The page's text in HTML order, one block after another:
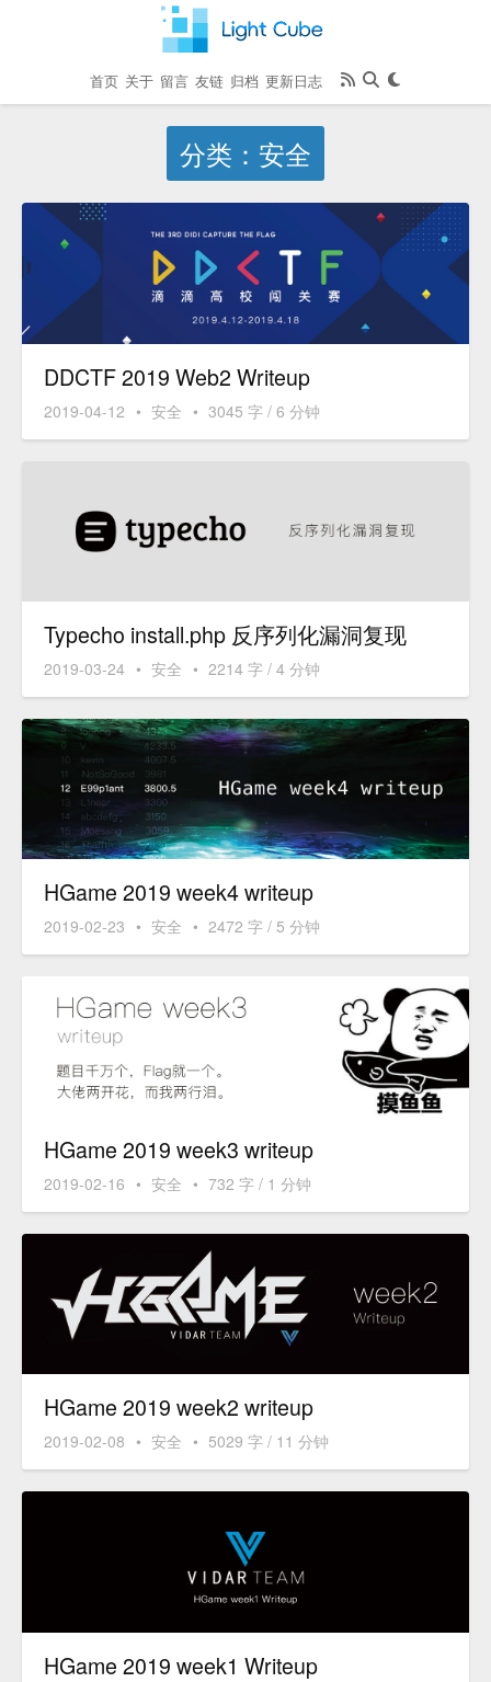
首页 关于 留言 友链 归档 更新日志
分类：安全
DDCTF 2019 Web2 Writeup
2019-04-12 • 安全 • 3045 字 / 6 分钟
Typecho install.php 反序列化漏洞复现
2019-03-24 • 安全 • 2214 字 / 4 分钟
HGame 2019 week4 writeup
2019-02-23 • 安全 • 2472 字 / 5 分钟
HGame 2019 week3 writeup
2019-02-16 • 安全 • 732 字 / 1 分钟
HGame 2019 week2 writeup
2019-02-08 • 安全 • 5029 字 / 11 分钟
HGame 2019 week1 Writeup